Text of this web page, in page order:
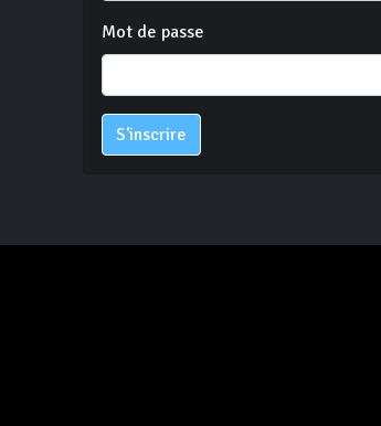
Mot de passe
S'inscrire